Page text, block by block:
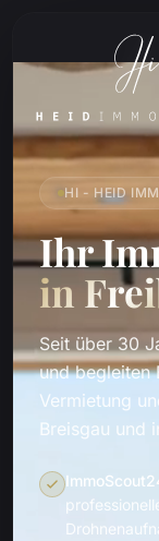
HI - HEID
Ihr
in
Seit über 30
und begleiten
Vermietung
Breisgau und